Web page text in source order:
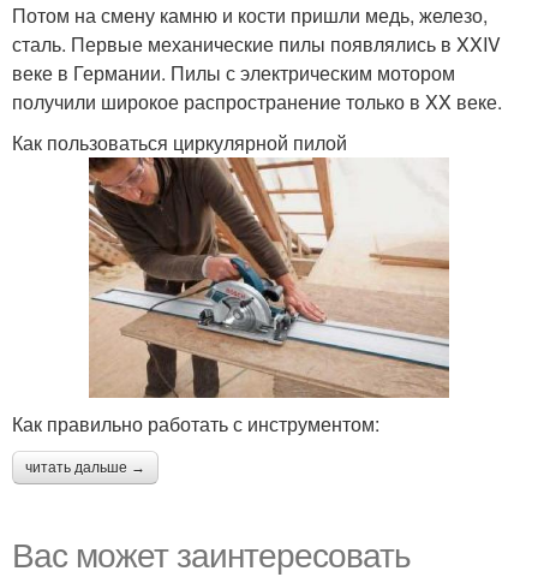
Потом на смену камню и кости пришли медь, железо,
сталь. Первые механические пилы появлялись в XXIV
веке в Германии. Пилы с электрическим мотором
получили широкое распространение только в XX веке.
Как пользоваться циркулярной пилой
Как правильно работать с инструментом:
читать дальше →
Вас может заинтересовать